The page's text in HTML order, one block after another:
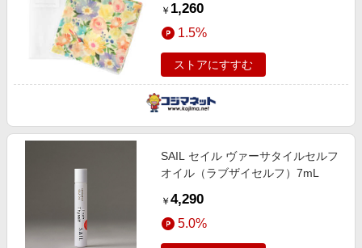
￥ 1,260
1.5%
ストアにすすむ
SAIL セイル ヴァーサタイルセルフ
オイル（ラブザイセルフ）7mL
￥ 4,290
5.0%